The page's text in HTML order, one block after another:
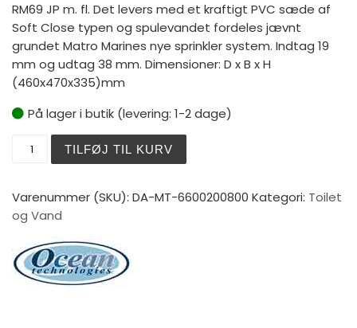
RM69 JP m. fl. Det levers med et kraftigt PVC sæde af
Soft Close typen og spulevandet fordeles jævnt
grundet Matro Marines nye sprinkler system. Indtag 19
mm og udtag 38 mm. Dimensioner: D x B x H
(460x470x335)mm
På lager i butik (levering: 1-2 dage)
TILFØJ TIL KURV
Varenummer (SKU): DA-MT-6600200800 Kategori: Toilet
og Vand